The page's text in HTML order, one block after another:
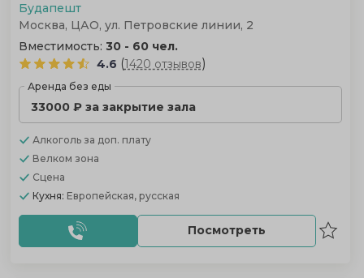
Будапешт
Москва, ЦАО, ул. Петровские линии, 2
Вместимость: 30 - 60 чел.
4.6 (1420 отзывов)
Аренда без еды
33000 ₽ за закрытие зала
Алкоголь за доп. плату
Велком зона
Сцена
Кухня: Европейская, русская
Посмотреть